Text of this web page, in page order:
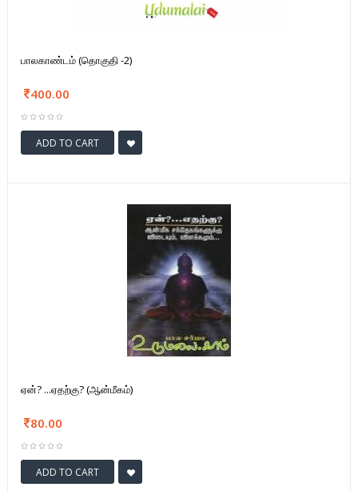
பாலகாண்டம் (தொகுதி -2)
400.00
ADD TO CART
ஏன்? ...ஏதற்கு? (ஆன்மீகம்)
80.00
ADD TO CART